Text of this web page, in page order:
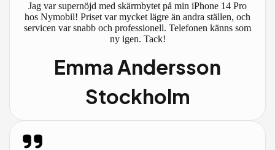
Jag var supernöjd med skärmbytet på min iPhone 14 Pro
hos Nymobil! Priset var mycket lägre än andra ställen, och
servicen var snabb och professionell. Telefonen känns som
ny igen. Tack!
Emma Andersson
Stockholm